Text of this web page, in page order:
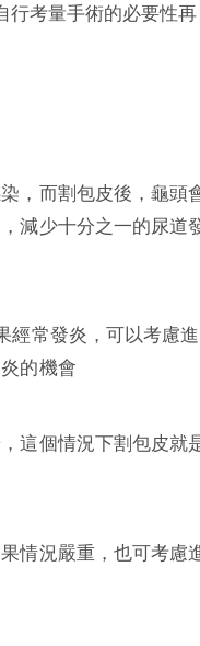
行考量手術的必要性再
，而割包皮後，龜頭
減少十分之一的尿道
經常發炎，可以考慮進
的機會
這個情況下割包皮就
情況嚴重，也可考慮